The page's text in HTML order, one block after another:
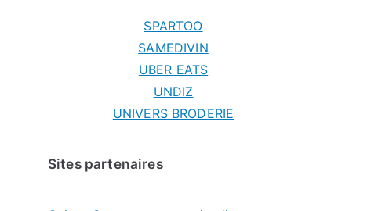
SPARTOO
SAMEDIVIN
UBER EATS
UNDIZ
UNIVERS BRODERIE
Sites partenaires